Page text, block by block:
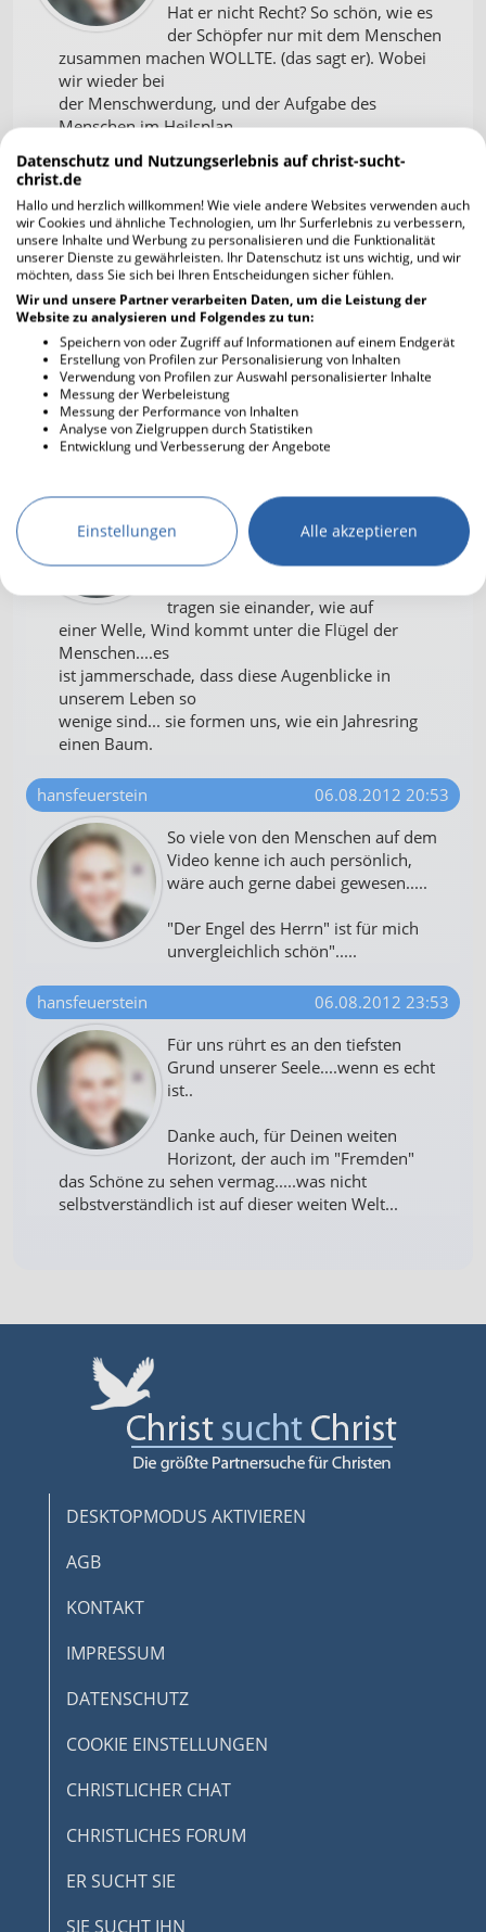
Hat er nicht Recht? So schön, wie es
der Schöpfer nur mit dem Menschen
zusammen machen WOLLTE. (das sagt er). Wobei
wir wieder bei
der Menschwerdung, und der Aufgabe des
Menschen im Heilsplan
Gottes wären. Nämlich seinem Ja.....
Vater ist derjenige, der uns und liebevoll gut zum
Schöpfer führt...,
nicht nur unser leiblicher
Man merkt halt sofort, wenn Menschen sich
mögen, oder ablehnen.
Wenn Menschen sich ablehnen, hat alles keinen
Sinn, dann fehlt
einfach die notwendige Symphatie für eine
derartige Stimmung .....
hansfeuerstein
06.08.2012 20:48
Passt auch so, findest Du nicht..?
Wenn Menschen sich nicht mögen,
hat eben alles keinen Sinn....
tragen sie einander, wie auf
einer Welle, Wind kommt unter die Flügel der
Menschen....es
ist jammerschade, dass diese Augenblicke in
unserem Leben so
wenige sind... sie formen uns, wie ein Jahresring
einen Baum.
hansfeuerstein
06.08.2012 20:53
So viele von den Menschen auf dem
Video kenne ich auch persönlich,
wäre auch gerne dabei gewesen.....
"Der Engel des Herrn" ist für mich
unvergleichlich schön".....
hansfeuerstein
06.08.2012 23:53
Für uns rührt es an den tiefsten
Grund unserer Seele....wenn es echt
ist..
Danke auch, für Deinen weiten
Horizont, der auch im "Fremden"
das Schöne zu sehen vermag.....was nicht
selbstverständlich ist auf dieser weiten Welt...
DESKTOPMODUS AKTIVIEREN
AGB
KONTAKT
IMPRESSUM
DATENSCHUTZ
COOKIE EINSTELLUNGEN
CHRISTLICHER CHAT
CHRISTLICHES FORUM
ER SUCHT SIE
SIE SUCHT IHN
Datenschutz und Nutzungserlebnis auf christ-sucht-
christ.de
Hallo und herzlich willkommen! Wie viele andere Websites verwenden auch
wir Cookies und ähnliche Technologien, um Ihr Surferlebnis zu verbessern,
unsere Inhalte und Werbung zu personalisieren und die Funktionalität
unserer Dienste zu gewährleisten. Ihr Datenschutz ist uns wichtig, und wir
möchten, dass Sie sich bei Ihren Entscheidungen sicher fühlen.
Wir und unsere Partner verarbeiten Daten, um die Leistung der
Website zu analysieren und Folgendes zu tun:
Speichern von oder Zugriff auf Informationen auf einem Endgerät
Erstellung von Profilen zur Personalisierung von Inhalten
Verwendung von Profilen zur Auswahl personalisierter Inhalte
Messung der Werbeleistung
Messung der Performance von Inhalten
Analyse von Zielgruppen durch Statistiken
Entwicklung und Verbesserung der Angebote
Einstellungen Alle akzeptieren